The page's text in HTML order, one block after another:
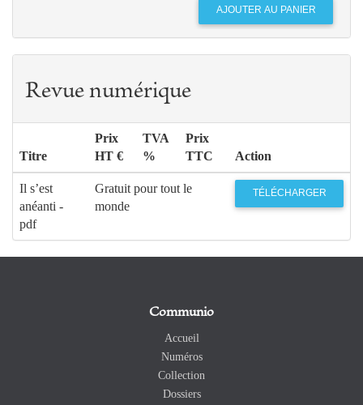
Revue numérique
Titre
Prix
HT €
TVA
%
Prix
TTC
Action
Il s’est
anéanti -
pdf
Gratuit pour tout le
monde
TÉLÉCHARGER
Communio
Accueil
Numéros
Collection
Dossiers